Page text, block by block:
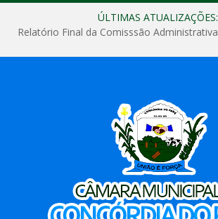
ÚLTIMAS ATUALIZAÇÕES: